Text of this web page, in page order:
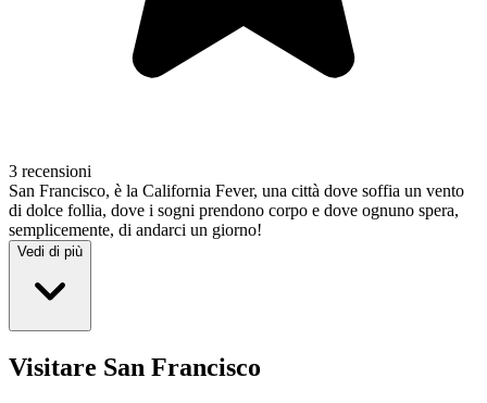
3 recensioni
San Francisco, è la California Fever, una città dove soffia un vento
di dolce follia, dove i sogni prendono corpo e dove ognuno spera,
semplicemente, di andarci un giorno!
Vedi di più
Visitare San Francisco